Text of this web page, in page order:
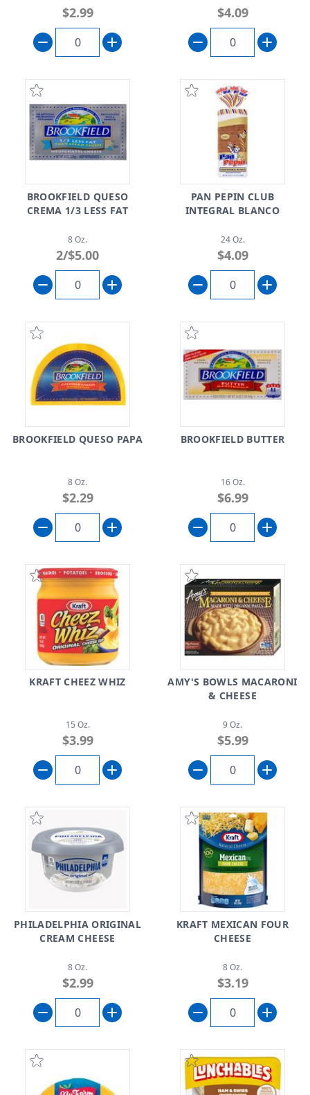
$2.99 $4.09
BROOKFIELD QUESO
CREMA 1/3 LESS FAT
8 Oz.
2/$5.00
PAN PEPIN CLUB
INTEGRAL BLANCO
24 Oz.
$4.09
BROOKFIELD QUESO PAPA
8 Oz.
$2.29
BROOKFIELD BUTTER
16 Oz.
$6.99
KRAFT CHEEZ WHIZ
15 Oz.
$3.99
AMY'S BOWLS MACARONI
& CHEESE
9 Oz.
$5.99
PHILADELPHIA ORIGINAL
CREAM CHEESE
8 Oz.
$2.99
KRAFT MEXICAN FOUR
CHEESE
8 Oz.
$3.19